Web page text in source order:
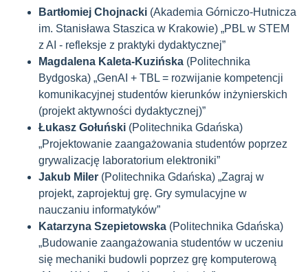
Bartłomiej Chojnacki (Akademia Górniczo-Hutnicza
im. Stanisława Staszica w Krakowie) „PBL w STEM
z AI - refleksje z praktyki dydaktycznej”
Magdalena Kaleta-Kuzińska (Politechnika
Bydgoska) „GenAI + TBL = rozwijanie kompetencji
komunikacyjnej studentów kierunków inżynierskich
(projekt aktywności dydaktycznej)”
Łukasz Gołuński (Politechnika Gdańska)
„Projektowanie zaangażowania studentów poprzez
grywalizację laboratorium elektroniki”
Jakub Miler (Politechnika Gdańska) „Zagraj w
projekt, zaprojektuj grę. Gry symulacyjne w
nauczaniu informatyków”
Katarzyna Szepietowska (Politechnika Gdańska)
„Budowanie zaangażowania studentów w uczeniu
się mechaniki budowli poprzez grę komputerową